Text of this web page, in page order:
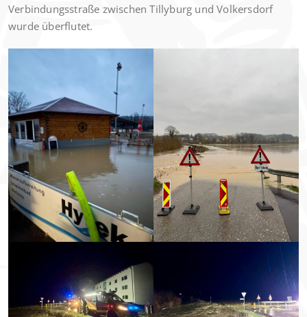
Verbindungsstraße zwischen Tillyburg und Volkersdorf
wurde überflutet.